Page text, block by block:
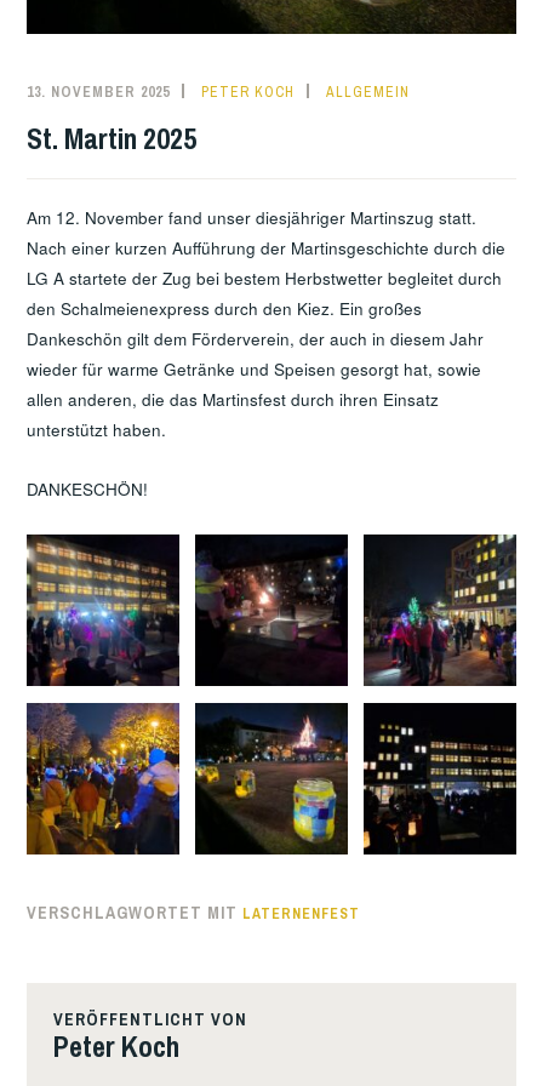
13. NOVEMBER 2025 PETER KOCH ALLGEMEIN
St. Martin 2025
Am 12. November fand unser diesjähriger Martinszug statt.
Nach einer kurzen Aufführung der Martinsgeschichte durch die
LG A startete der Zug bei bestem Herbstwetter begleitet durch
den Schalmeienexpress durch den Kiez. Ein großes
Dankeschön gilt dem Förderverein, der auch in diesem Jahr
wieder für warme Getränke und Speisen gesorgt hat, sowie
allen anderen, die das Martinsfest durch ihren Einsatz
unterstützt haben.
DANKESCHÖN!
VERSCHLAGWORTET MIT LATERNENFEST
VERÖFFENTLICHT VON
Peter Koch